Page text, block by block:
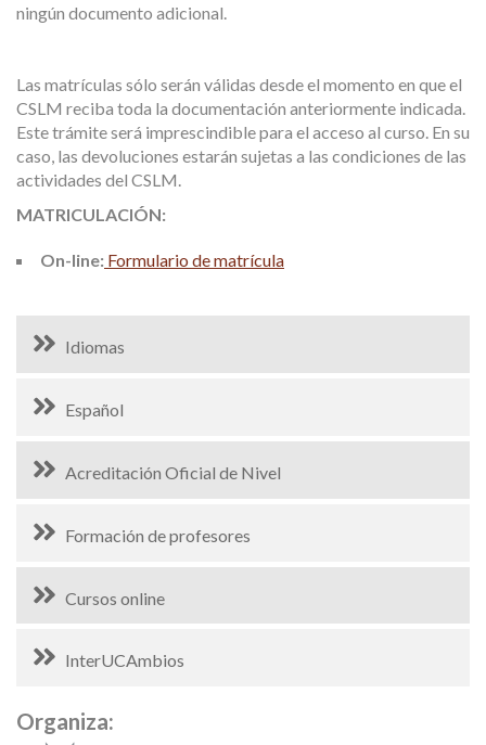
ningún documento adicional.
Las matrículas sólo serán válidas desde el momento en que el
CSLM reciba toda la documentación anteriormente indicada.
Este trámite será imprescindible para el acceso al curso. En su
caso, las devoluciones estarán sujetas a las condiciones de las
actividades del CSLM.
MATRICULACIÓN:
On-line: Formulario de matrícula
Idiomas
Español
Acreditación Oficial de Nivel
Formación de profesores
Cursos online
InterUCAmbios
Organiza: